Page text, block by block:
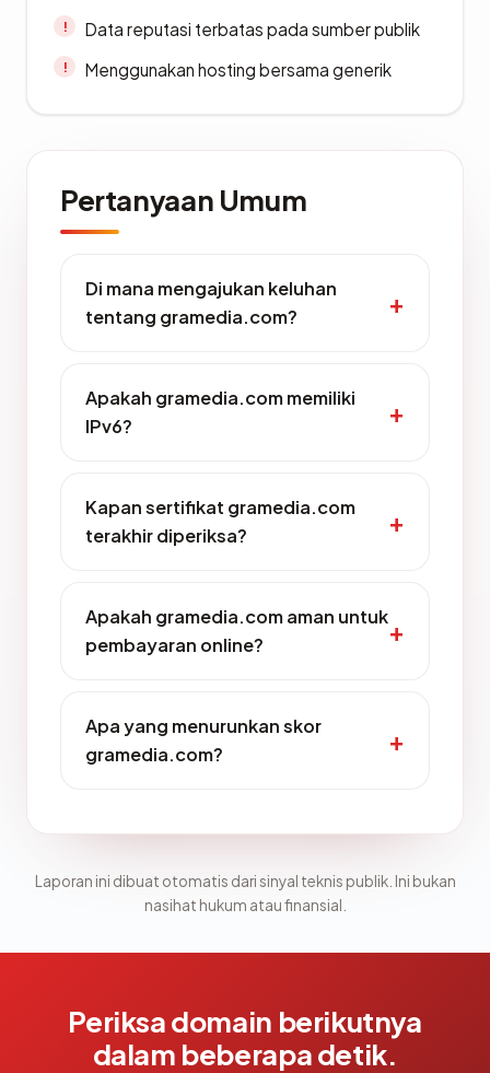
Data reputasi terbatas pada sumber publik
Menggunakan hosting bersama generik
Pertanyaan Umum
Di mana mengajukan keluhan
tentang gramedia.com?
Apakah gramedia.com memiliki
IPv6?
Kapan sertifikat gramedia.com
terakhir diperiksa?
Apakah gramedia.com aman untuk
pembayaran online?
Apa yang menurunkan skor
gramedia.com?
Laporan ini dibuat otomatis dari sinyal teknis publik. Ini bukan
nasihat hukum atau finansial.
Periksa domain berikutnya
dalam beberapa detik.